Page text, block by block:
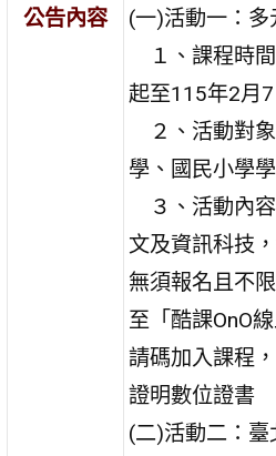
公告內容
(一)活動一：
１、課程時
起至115年2月
２、活動對
學、國民小學
３、活動內
文及資訊科技
無須報名且不
至「酷課OnO
請碼加入課程
證明數位證書
(二)活動二：